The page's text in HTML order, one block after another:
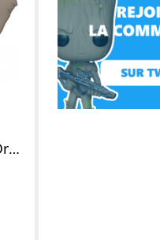
Figurine POP Dumbo Dreamland (Rouge)